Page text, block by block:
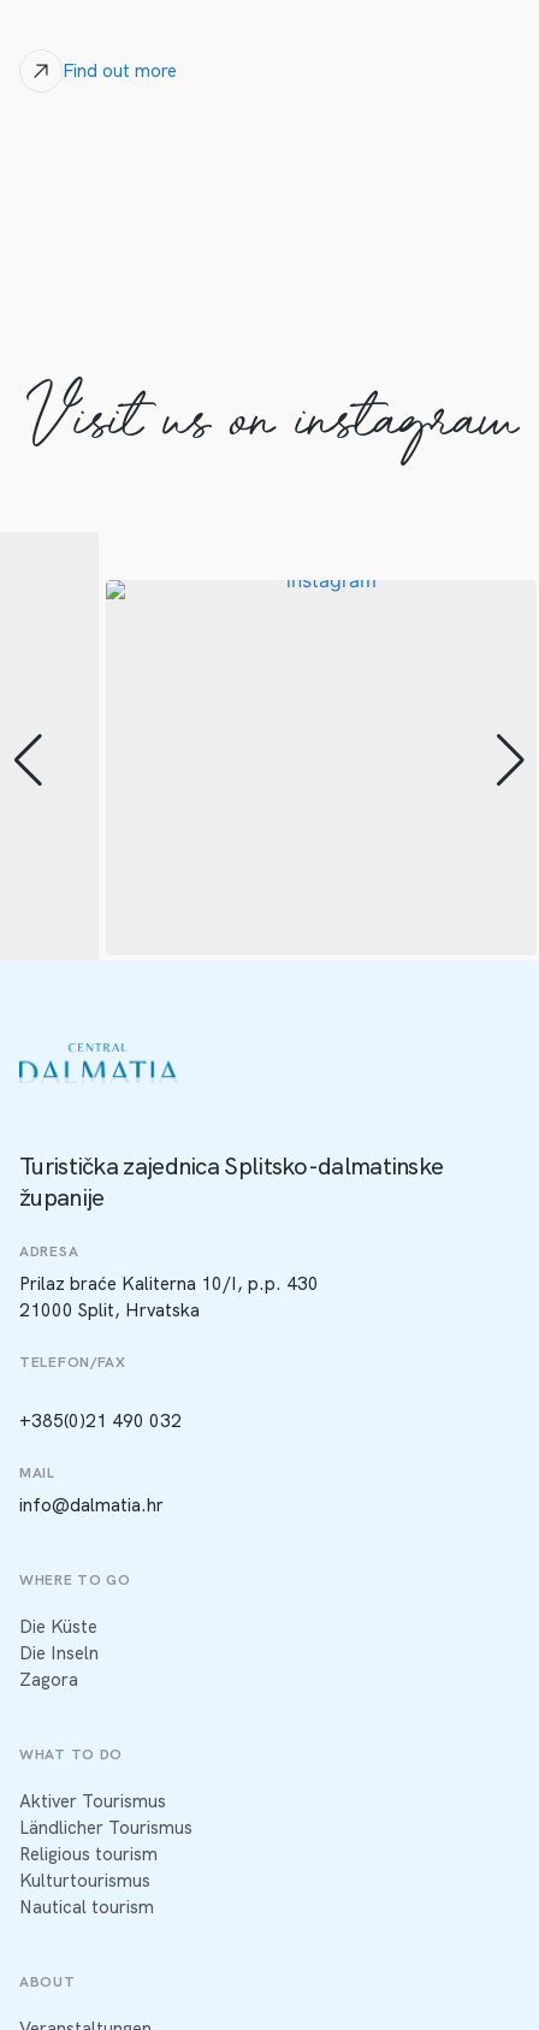
Find out more
Visit us on instagram
Turistička zajednica Splitsko-dalmatinske
županije
ADRESA
Prilaz braće Kaliterna 10/I, p.p. 430
21000 Split, Hrvatska
TELEFON/FAX
+385(0)21 490 032
MAIL
info@dalmatia.hr
WHERE TO GO
Die Küste
Die Inseln
Zagora
WHAT TO DO
Aktiver Tourismus
Ländlicher Tourismus
Religious tourism
Kulturtourismus
Nautical tourism
ABOUT